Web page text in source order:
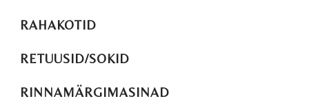
RAHAKOTID
RETUUSID/SOKID
RINNAMÄRGIMASINAD